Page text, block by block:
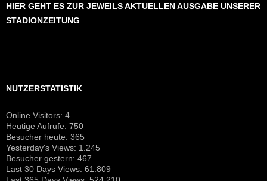
HIER GEHT ES ZUR JEWEILS AKTUELLEN AUSGABE UNSERER
STADIONZEITUNG
NUTZERSTATISTIK
Online Visitors: 4
Heutige Aufrufe: 750
Besucher heute: 365
Yesterday's Views: 1.245
Besucher gestern: 467
Last 30 Days Views: 61.809